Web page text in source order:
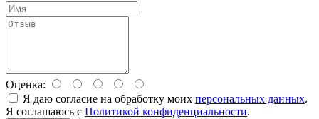
Оценка:
Я даю согласие на обработку моих персональных данных.
Я соглашаюсь с Политикой конфиденциальности.